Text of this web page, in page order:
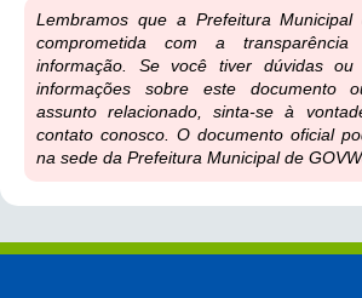
Lembramos que a Prefeitura Municipal
comprometida com a
informação. Se você tiver dúvidas
informações sobre este documento
assunto relacionado, sinta-se à
contato conosco. O documento oficial
na sede da Prefeitura Municipal de